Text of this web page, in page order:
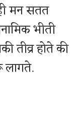
मन सतत
भीती
तीव्र होते की
लागते.